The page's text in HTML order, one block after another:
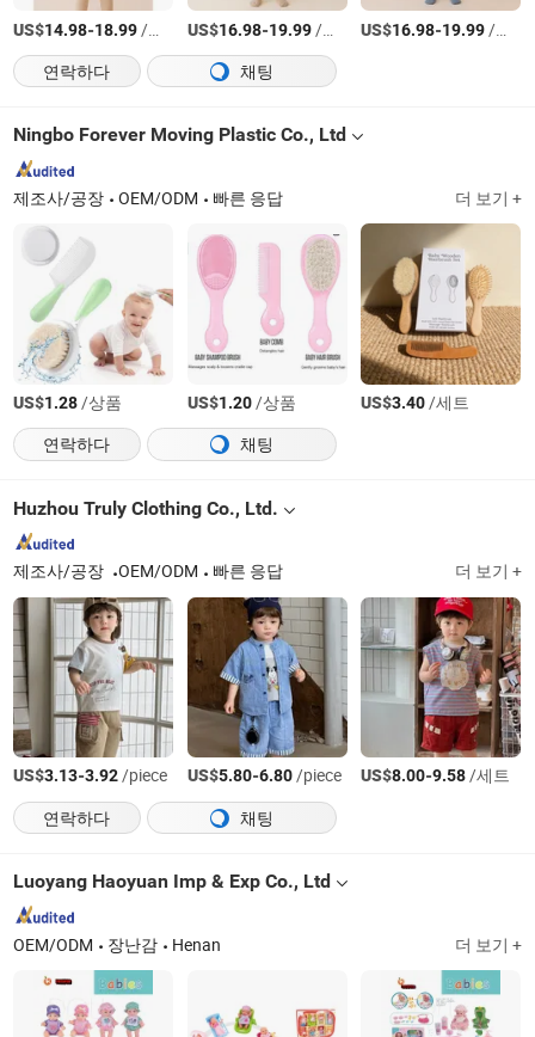
US$14.98-18.99/상품 US$16.98-19.99/상품 US$16.98-19.99/상품
연락하다
채팅
Ningbo Forever Moving Plastic Co., Ltd
제조사/공장 OEM/ODM 빠른 응답 더 보기 +
US$1.28/상품 US$1.20/상품 US$3.40/세트
연락하다
채팅
Huzhou Truly Clothing Co., Ltd.
제조사/공장 OEM/ODM 빠른 응답 더 보기 +
US$3.13-3.92/piece US$5.80-6.80/piece US$8.00-9.58/세트
연락하다
채팅
Luoyang Haoyuan Imp & Exp Co., Ltd
OEM/ODM 장난감 Henan 더 보기 +